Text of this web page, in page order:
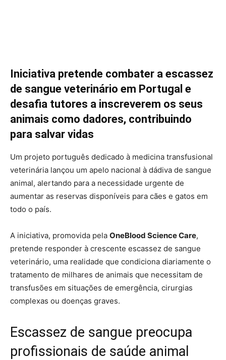
Iniciativa pretende combater a escassez
de sangue veterinário em Portugal e
desafia tutores a inscreverem os seus
animais como dadores, contribuindo
para salvar vidas
Um projeto português dedicado à medicina transfusional
veterinária lançou um apelo nacional à dádiva de sangue
animal, alertando para a necessidade urgente de
aumentar as reservas disponíveis para cães e gatos em
todo o país.
A iniciativa, promovida pela OneBlood Science Care,
pretende responder à crescente escassez de sangue
veterinário, uma realidade que condiciona diariamente o
tratamento de milhares de animais que necessitam de
transfusões em situações de emergência, cirurgias
complexas ou doenças graves.
Escassez de sangue preocupa
profissionais de saúde animal